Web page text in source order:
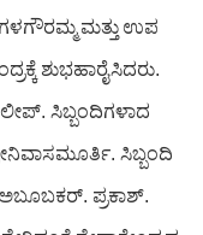
ಮತ್ತು ಉಪ
ಶುಭಹಾರೈಸಿದರು.
. ಸಿಬ್ಬಂದಿಗಳಾದ
. ಸಿಬ್ಬಂದಿ
ಅಬೂಬಕರ್. ಪ್ರಕಾಶ್.